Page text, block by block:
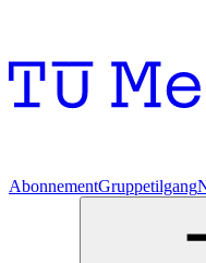
AbonnementGruppetilgang